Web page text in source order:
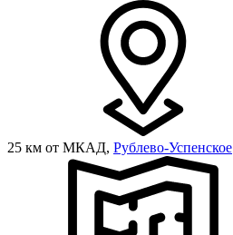
25 км от МКАД, Рублево-Успенское